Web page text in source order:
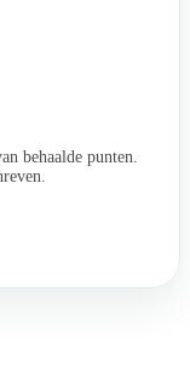
behaalde punten.